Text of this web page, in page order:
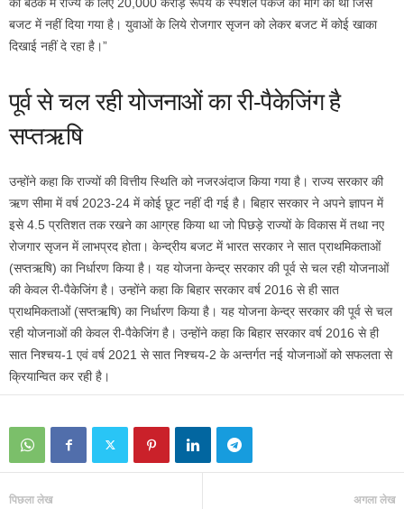
की बैठक में राज्य के लिए 20,000 करोड़ रूपये के स्पेशल पैकेज की मांग की थी जिसे
बजट में नहीं दिया गया है। युवाओं के लिये रोजगार सृजन को लेकर बजट में कोई खाका
दिखाई नहीं दे रहा है।”
पूर्व से चल रही योजनाओं का री-पैकेजिंग है
सप्तऋषि
उन्होंने कहा कि राज्यों की वित्तीय स्थिति को नजरअंदाज किया गया है। राज्य सरकार की
ऋण सीमा में वर्ष 2023-24 में कोई छूट नहीं दी गई है। बिहार सरकार ने अपने ज्ञापन में
इसे 4.5 प्रतिशत तक रखने का आग्रह किया था जो पिछड़े राज्यों के विकास में तथा नए
रोजगार सृजन में लाभप्रद होता। केन्द्रीय बजट में भारत सरकार ने सात प्राथमिकताओं
(सप्तऋषि) का निर्धारण किया है। यह योजना केन्द्र सरकार की पूर्व से चल रही योजनाओं
की केवल री-पैकेजिंग है। उन्होंने कहा कि बिहार सरकार वर्ष 2016 से ही सात
प्राथमिकताओं (सप्तऋषि) का निर्धारण किया है। यह योजना केन्द्र सरकार की पूर्व से चल
रही योजनाओं की केवल री-पैकेजिंग है। उन्होंने कहा कि बिहार सरकार वर्ष 2016 से ही
सात निश्चय-1 एवं वर्ष 2021 से सात निश्चय-2 के अन्तर्गत नई योजनाओं को सफलता से
क्रियान्वित कर रही है।
पिछला लेख अगला लेख